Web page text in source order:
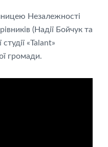
Незалежності
(Надії Бойчук та
«Talant»
громади.